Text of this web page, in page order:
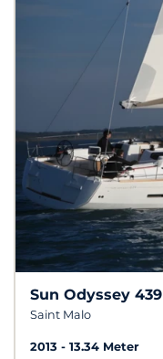
Sun Odyssey 439
Saint Malo
2013
13.34 Meter